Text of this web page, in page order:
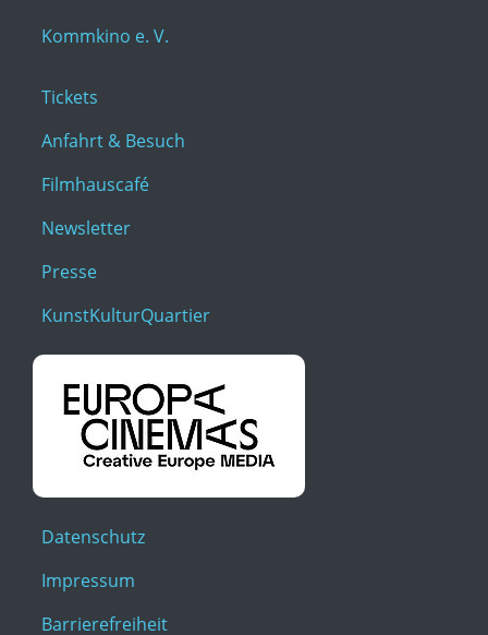
Kommkino e. V.
Tickets
Anfahrt & Besuch
Filmhauscafé
Newsletter
Presse
KunstKulturQuartier
Datenschutz
Impressum
Barrierefreiheit